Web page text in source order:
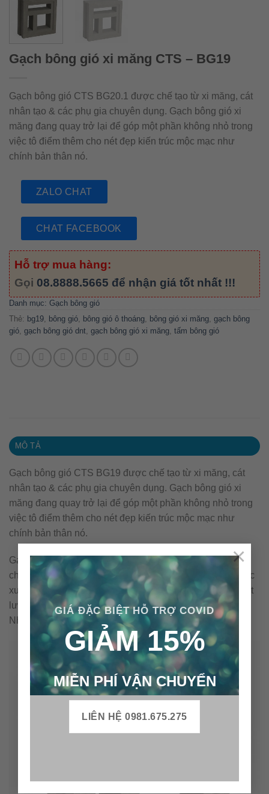
GIÁ ĐẶC BIỆT HỖ TRỢ COVID
GIẢM 15%
MIỄN PHÍ VẬN CHUYỂN
LIÊN HỆ 0981.675.275
×
Gạch bông gió xi măng CTS – BG19
Gạch bông gió CTS BG20.1 được chế tạo từ xi măng, cát
nhân tạo & các phụ gia chuyên dụng. Gạch bông gió xi
măng đang quay trở lại để góp một phần không nhỏ trong
việc tô điểm thêm cho nét đẹp kiến trúc mộc mạc như
chính bản thân nó.
ZALO CHAT
CHAT FACEBOOK
Hỗ trợ mua hàng:
Gọi 08.8888.5665 để nhận giá tốt nhất !!!
Danh mục: Gạch bông gió
Thẻ: bg19 bông gió bông gió ô thoáng bông gió xi măng gạch bông
gió gạch bông gió dnt gạch bông gió xi măng tấm bông gió
MÔ TẢ
Gạch bông gió CTS BG19 được chế tạo từ xi măng, cát
nhân tạo & các phụ gia chuyên dụng. Gạch bông gió xi
măng đang quay trở lại để góp một phần không nhỏ trong
việc tô điểm thêm cho nét đẹp kiến trúc mộc mạc như
chính bản thân nó.
Gạch bông gió xi măng CTS được sản xuất & kiểm soát
chất lượng theo qui trình ISO 9001:2008. Sản phẩm được
xuất khẩu sang các thị trường có yêu cầu cao cấp về chất
lượng & an toàn sử dụng như: Hoa Kỳ, Thụy Điển, Anh,
Nhật Bản, Úc…